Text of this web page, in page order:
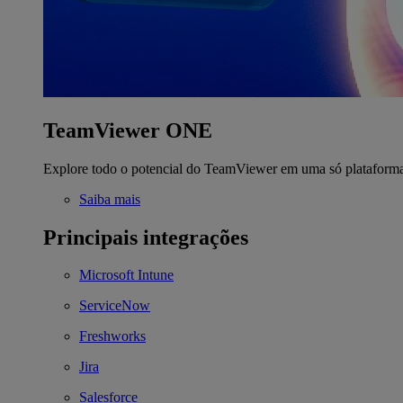
TeamViewer ONE
Explore todo o potencial do TeamViewer em uma só
Saiba mais
Principais integrações
Microsoft Intune
ServiceNow
Freshworks
Jira
Salesforce